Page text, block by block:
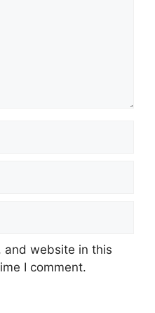
and website in this
I comment.